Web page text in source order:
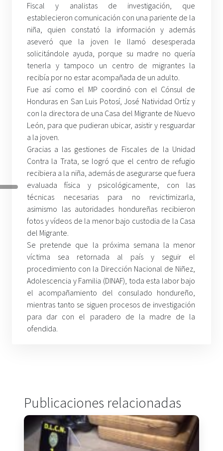
Fiscal y analistas de investigación, que
establecieron comunicación con una pariente de la
niña, quien constató la información y además
aseveró que la joven le llamó desesperada
solicitándole ayuda, porque su madre no quería
tenerla y tampoco un centro de migrantes la
recibía por no estar acompañada de un adulto.
Fue así como el MP coordinó con el Cónsul de
Honduras en San Luis Potosí, José Natividad Ortíz y
con la directora de una Casa del Migrante de Nuevo
León, para que pudieran ubicar, asistir y resguardar
a la joven.
Gracias a las gestiones de Fiscales de la Unidad
Contra la Trata, se logró que el centro de refugio
recibiera a la niña, además de asegurarse que fuera
evaluada física y psicológicamente, con las
técnicas necesarias para no revictimizarla,
asimismo las autoridades hondureñas recibieron
fotos y vídeos de la menor bajo custodia de la Casa
del Migrante.
Se pretende que la próxima semana la menor
víctima sea retornada al país y seguir el
procedimiento con la Dirección Nacional de Niñez,
Adolescencia y Familia (DINAF), toda esta labor bajo
el acompañamiento del consulado hondureño,
mientras tanto se siguen procesos de investigación
para dar con el paradero de la madre de la
ofendida.
Publicaciones relacionadas